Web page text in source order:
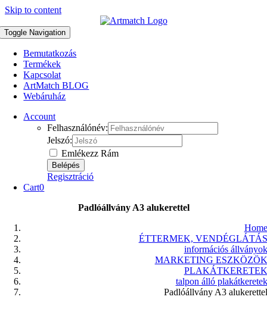
Skip to content
Toggle Navigation
Bemutatkozás
Termékek
Kapcsolat
ArtMatch BLOG
Webáruház
Account
Felhasználónév:
Jelszó:
Emlékezz Rám
Regisztráció
Cart0
Padlóállvány A3 alukerettel
Home
ÉTTERMEK, VENDÉGLÁTÁS
információs állványok
MARKETING ESZKÖZÖK
PLAKÁTKERETEK
talpon álló plakátkeretek
Padlóállvány A3 alukerettel